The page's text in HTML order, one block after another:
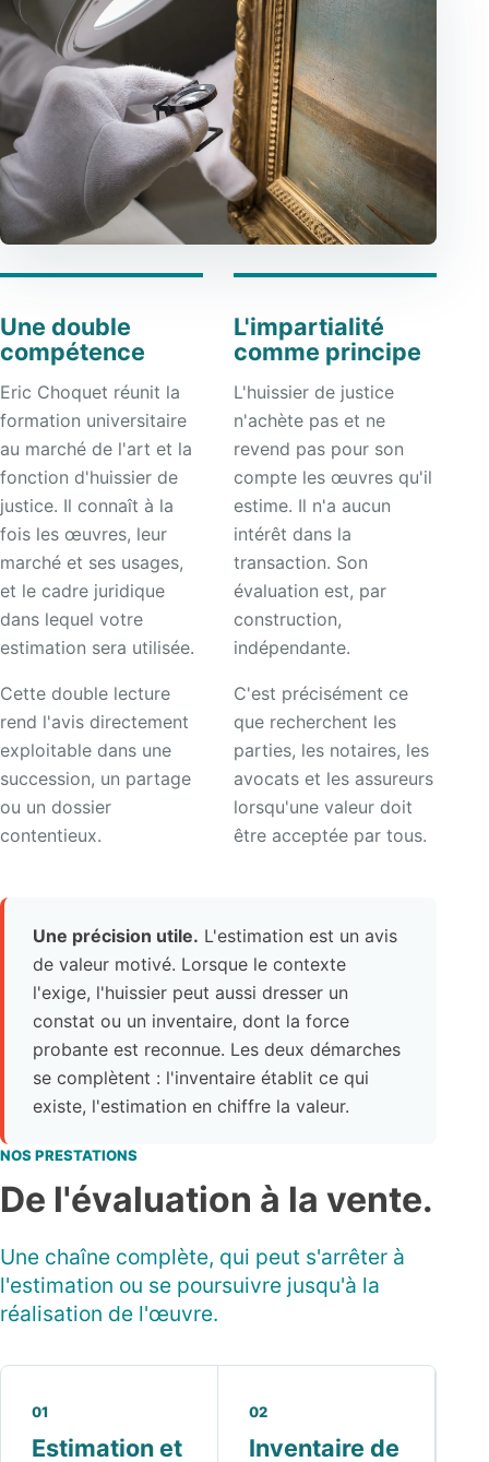
Une double
compétence
Eric Choquet réunit la
formation universitaire
au marché de l'art et la
fonction d'huissier de
justice. Il connaît à la
fois les œuvres, leur
marché et ses usages,
et le cadre juridique
dans lequel votre
estimation sera utilisée.
Cette double lecture
rend l'avis directement
exploitable dans une
succession, un partage
ou un dossier
contentieux.
L'impartialité
comme principe
L'huissier de justice
n'achète pas et ne
revend pas pour son
compte les œuvres qu'il
estime. Il n'a aucun
intérêt dans la
transaction. Son
évaluation est, par
construction,
indépendante.
C'est précisément ce
que recherchent les
parties, les notaires, les
avocats et les assureurs
lorsqu'une valeur doit
être acceptée par tous.
Une précision utile. L'estimation est un avis
de valeur motivé. Lorsque le contexte
l'exige, l'huissier peut aussi dresser un
constat ou un inventaire, dont la force
probante est reconnue. Les deux démarches
se complètent : l'inventaire établit ce qui
existe, l'estimation en chiffre la valeur.
NOS PRESTATIONS
De l'évaluation à la vente.
Une chaîne complète, qui peut s'arrêter à
l'estimation ou se poursuivre jusqu'à la
réalisation de l'œuvre.
01
Estimation et
02
Inventaire de